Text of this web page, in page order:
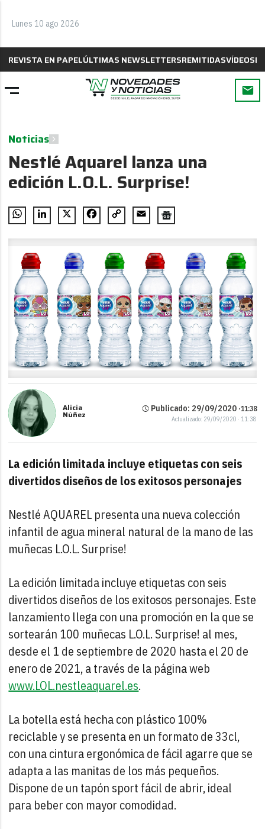
Lunes 10 ago 2026
REVISTA EN PAPELÚLTIMAS NEWSLETTERSREMITIDASVÍDEOS
Noticias
Nestlé Aquarel lanza una
edición L.O.L. Surprise!
WhatsAppLinkedIn
X FacebookCopy
Email
Alicia
Núñez
Publicado: 29/09/2020 ·11:38
Actualizado: 29/09/2020 · 11:38
La edición limitada incluye etiquetas con seis
divertidos diseños de los exitosos personajes
Nestlé AQUAREL presenta una nueva colección
infantil de agua mineral natural de la mano de las
muñecas L.O.L. Surprise!
La edición limitada incluye etiquetas con seis
divertidos diseños de los exitosos personajes. Este
lanzamiento llega con una promoción en la que se
sortearán 100 muñecas L.O.L. Surprise! al mes,
desde el 1 de septiembre de 2020 hasta el 20 de
enero de 2021, a través de la página web
www.LOL.nestleaquarel.es.
La botella está hecha con plástico 100%
reciclable y se presenta en un formato de 33cl,
con una cintura ergonómica de fácil agarre que se
adapta a las manitas de los más pequeños.
Dispone de un tapón sport fácil de abrir, ideal
para beber con mayor comodidad.